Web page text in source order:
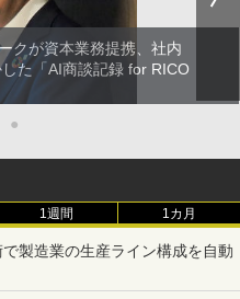
クが資本業務提携、社内
た「AI商談記録 for RICO
●
1週間 1カ月
製造業の生産ライン構成を自動